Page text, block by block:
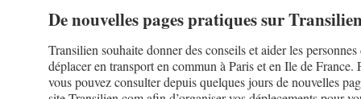
De nouvelles pages pratiques sur
Transilien souhaite donner des conseils et aider les personnes
déplacer en transport en commun à Paris et en Ile de France.
vous pouvez consulter depuis quelques jours de nouvelles